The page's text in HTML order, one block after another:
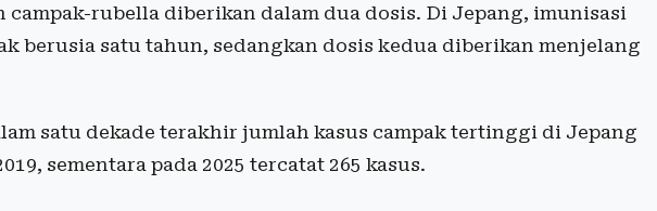
campak-rubella diberikan dalam dua dosis. Di Jepang, imunisasi
berusia satu tahun, sedangkan dosis kedua diberikan menjelang
satu dekade terakhir jumlah kasus campak tertinggi di Jepang
sementara pada 2025 tercatat 265 kasus.